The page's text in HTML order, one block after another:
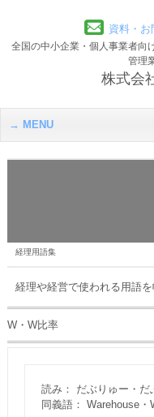
資料・お
全国の中小企業・個人事業者向
管理
株式会
MENU
経理用語集
経理や経営で使われる用語を
W・W比率
読み： だぶりゅー・だ
同義語： Warehouse・